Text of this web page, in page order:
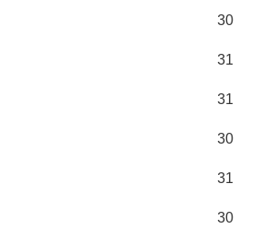
30
31
31
30
31
30